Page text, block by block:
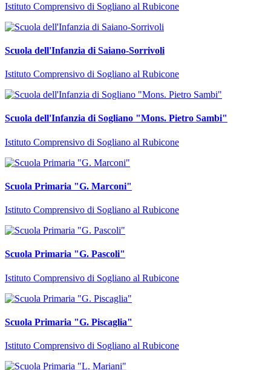
Istituto Comprensivo di Sogliano al Rubicone
Scuola dell'Infanzia di Saiano-Sorrivoli
Istituto Comprensivo di Sogliano al Rubicone
Scuola dell'Infanzia di Sogliano "Mons. Pietro Sambi"
Istituto Comprensivo di Sogliano al Rubicone
Scuola Primaria "G. Marconi"
Istituto Comprensivo di Sogliano al Rubicone
Scuola Primaria "G. Pascoli"
Istituto Comprensivo di Sogliano al Rubicone
Scuola Primaria "G. Piscaglia"
Istituto Comprensivo di Sogliano al Rubicone